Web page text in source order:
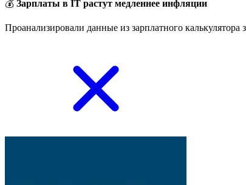
💰 Зарплаты в IT растут медленнее инфляции
Проанализировали данные из зарплатного калькулятора